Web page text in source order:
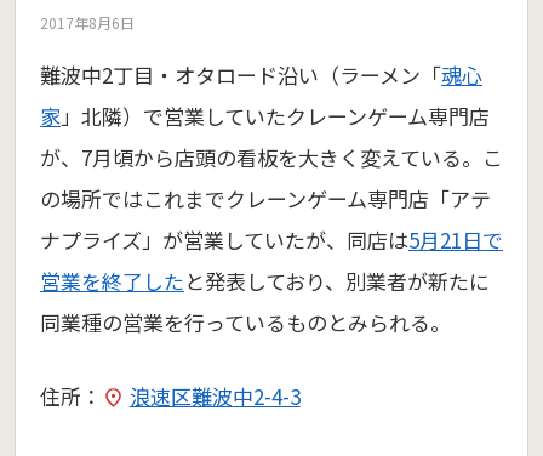
2017年8月6日
難波中2丁目・オタロード沿い（ラーメン「魂心
家」北隣）で営業していたクレーンゲーム専門店
が、7月頃から店頭の看板を大きく変えている。こ
の場所ではこれまでクレーンゲーム専門店「アテ
ナプライズ」が営業していたが、同店は5月21日で
営業を終了したと発表しており、別業者が新たに
同業種の営業を行っているものとみられる。
住所： 浪速区難波中2-4-3